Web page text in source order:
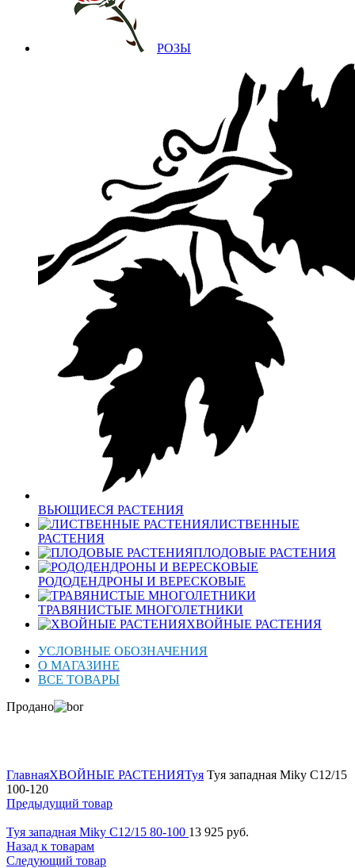
РОЗЫ
ВЬЮЩИЕСЯ РАСТЕНИЯ
ЛИСТВЕННЫЕ
РАСТЕНИЯ
ПЛОДОВЫЕ РАСТЕНИЯ
РОДОДЕНДРОНЫ И ВЕРЕСКОВЫЕ
ТРАВЯНИСТЫЕ МНОГОЛЕТНИКИ
ХВОЙНЫЕ РАСТЕНИЯ
УСЛОВНЫЕ ОБОЗНАЧЕНИЯ
О МАГАЗИНЕ
ВСЕ ТОВАРЫ
Продано
ГлавнаяХВОЙНЫЕ РАСТЕНИЯТуя Туя западная Miky C12/15
100-120
Предыдущий товар
Туя западная Miky C12/15 80-100 13 925 руб.
Назад к товарам
Следующий товар